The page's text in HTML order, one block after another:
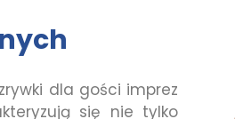
dla gości imprez
się nie tylko